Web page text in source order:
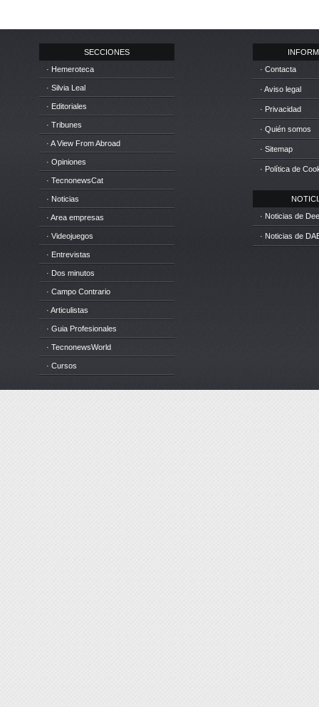
SECCIONES
· Hemeroteca
· Silvia Leal
· Editoriales
· Tribunes
· A View From Abroad
· Opiniones
· TecnonewsCat
· Noticias
· Area empresas
· Videojuegos
· Entrevistas
· Dos minutos
· Campo Contrario
· Articulistas
· Guia Profesionales
· TecnonewsWorld
· Cursos
· Contacta
· Aviso legal
· Privacidad
· Quién somos
· Sitemap
· Política de
· Noticias de
· Noticias de